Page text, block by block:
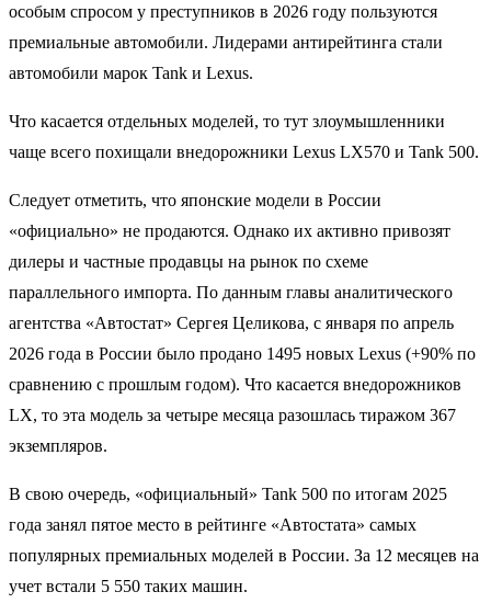
особым спросом у преступников в 2026 году пользуются
премиальные автомобили. Лидерами антирейтинга стали
автомобили марок Tank и Lexus.
Что касается отдельных моделей, то тут злоумышленники
чаще вcего похищали внедорожники Lexus LX570 и Tank 500.
Следует отметить, что японские модели в России
«официально» не продаются. Однако их активно привозят
дилеры и частные продавцы на рынок по схеме
параллельного импорта. По данным главы аналитического
агентства «Автостат» Сергея Целикова, с января по апрель
2026 года в России было продано 1495 новых Lexus (+90% по
сравнению с прошлым годом). Что касается внедорожников
LX, то эта модель за четыре месяца разошлась тиражом 367
экземпляров.
В свою очередь, «официальный» Tank 500 по итогам 2025
года занял пятое место в рейтинге «Автостата» самых
популярных премиальных моделей в России. За 12 месяцев на
учет встали 5 550 таких машин.